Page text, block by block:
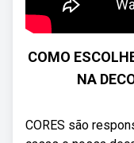
COMO
NA
CORES são